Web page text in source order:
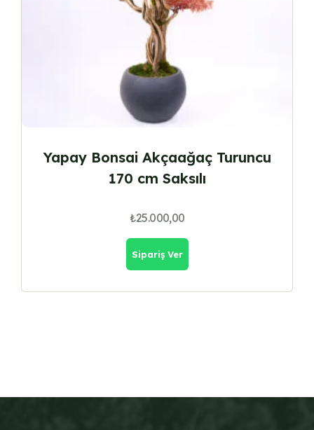
Yapay Bonsai Akçaağaç Turuncu
170 cm Saksılı
₺25.000,00
Sipariş Ver